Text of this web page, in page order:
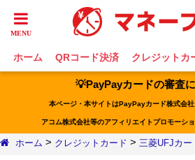
ホーム QRコード決済 クレジットカ
💡PayPayカードの審査
本ページ・本サイトはPayPayカード株式会
アコム株式会社等のアフィリエイトプロモーシ
ホーム > クレジットカード > 三菱UFJカー